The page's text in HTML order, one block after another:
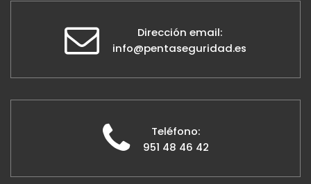
Dirección email:
info@pentaseguridad.es
Teléfono:
951 48 46 42